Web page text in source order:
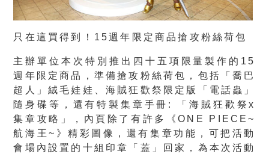
只在這買得到！15週年限定商品搶攻粉絲荷包
主辦單位本次特別推出四十五項限量製作的15
週年限定商品，準備搶攻粉絲荷包，包括「喬巴
超人」絨毛娃娃、海賊狂歡祭限定版「電話蟲」
隨身碟等，還有特製集章手冊: 「海賊狂歡祭x
集章攻略」，內頁除了有許多《ONE PIECE~
航海王~》精彩圖像，還有集章功能，可把活動
會場內設置的十組印章「蓋」回家，為本次活動